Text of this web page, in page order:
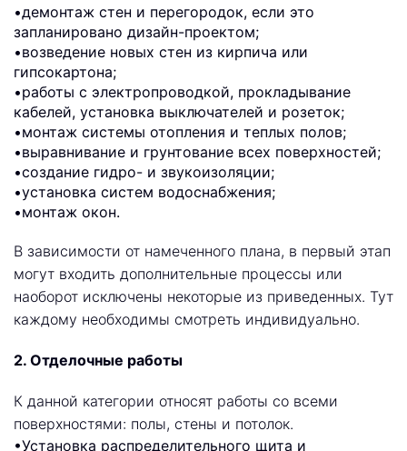
•демонтаж стен и перегородок, если это
запланировано дизайн-проектом;
•возведение новых стен из кирпича или
гипсокартона;
•работы с электропроводкой, прокладывание
кабелей, установка выключателей и розеток;
•монтаж системы отопления и теплых полов;
•выравнивание и грунтование всех поверхностей;
•создание гидро- и звукоизоляции;
•установка систем водоснабжения;
•монтаж окон.
В зависимости от намеченного плана, в первый этап
могут входить дополнительные процессы или
наоборот исключены некоторые из приведенных. Тут
каждому необходимы смотреть индивидуально.
2. Отделочные работы
К данной категории относят работы со всеми
поверхностями: полы, стены и потолок.
•Установка распределительного щита и